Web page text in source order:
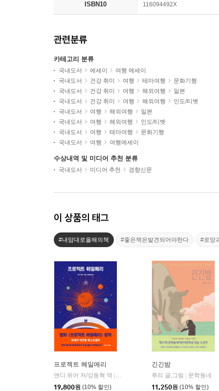
ISBN10 116094492X
관련분류
카테고리 분류
국내도서 에세이
여행 에세이
국내도서
건강 취미 여행 테마여행
문화기행
국내도서
건강 취미 여행 해외여행
일본
국내도서
건강 취미 여행 해외여행
인도/티벳
국내도서
여행 해외여행
일본
국내도서
여행 해외여행
인도/티벳
국내도서
여행 테마여행
문화기행
국내도서
여행 여행에세이
수상내역 및 미디어 추천 분류
국내도서 미디어 추천 경향신문
이 상품의 태그
#내맘대로올해의책 #좋은책은발견되어야한다 #로망
프로젝트 헤일메리
앤디 위어 저/강동혁 역
알에이치코리아(RHK)
19,800원 (10% 할인)
긴긴밤
루리 글,그림
문학동네
11,250원 (10% 할인)